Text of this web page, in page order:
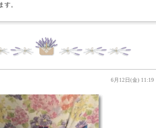
す。
6月12日(金) 11:19